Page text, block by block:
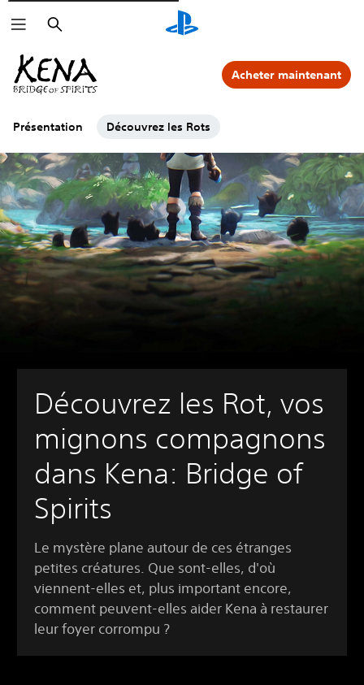
Rechercher
Présentation Découvrez les Rots
Acheter maintenant
Découvrez les Rot, vos
mignons compagnons
dans Kena: Bridge of
Spirits
Le mystère plane autour de ces étranges
petites créatures. Que sont-elles, d'où
viennent-elles et, plus important encore,
comment peuvent-elles aider Kena à restaurer
leur foyer corrompu ?